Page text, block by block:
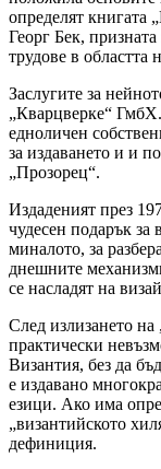
определят книгата
Георг Бек,
трудове в областта
Заслугите за
„Кварцверке“
едноличен
за издаването и и
„Прозорец“.
Издаденият през
чудесен подарък за
миналото, за
днешните
се насладят на
След излизането на
практически
Византия, без да
е издавано
езици. Ако има
„византийското
дефиниция.